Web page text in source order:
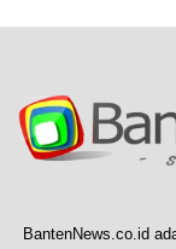
BantenNews.co.id